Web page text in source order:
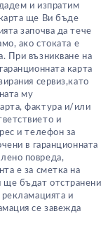
и изпратим
ще Ви бъде
започва да тече
ако стоката е
При възникване на
карта
сервиз,като
му
фактура и/или
и
и телефон за
в гаранционната
повреда,
е за сметка на
ще бъдат отстранени
рекламацията и
се завежда